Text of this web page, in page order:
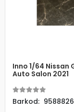
Inno 1/64 Nissan
Auto Salon 2021
Barkod: